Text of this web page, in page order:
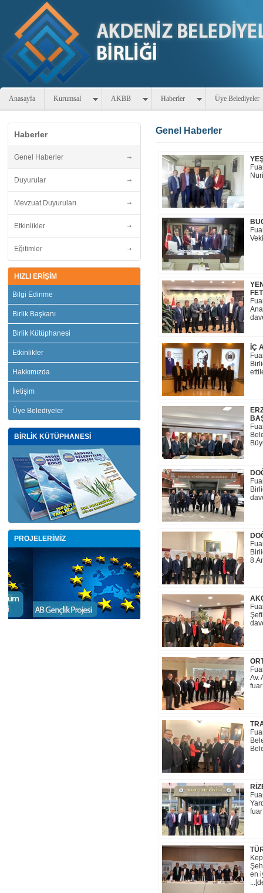
Anasayfa Kurumsal AKBB Haberler Üye Belediyeler
Haberler
Genel Haberler
Duyurular
Mevzuat Duyuruları
Etkinlikler
Eğitimler
HIZLI ERİŞİM
Bilgi Edinme
Birlik Başkanı
Birlik Kütüphanesi
Etkinlikler
Hakkımızda
İletişim
Üye Belediyeler
BİRLİK KÜTÜPHANESİ
PROJELERİMİZ
Genel Haberler
İÇ
Av.
en